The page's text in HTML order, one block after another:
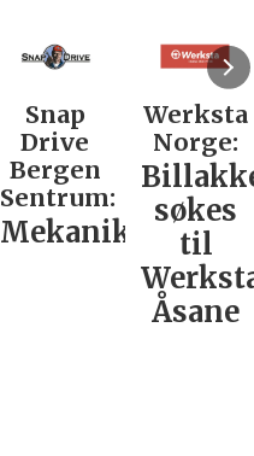
Snap
Drive
Bergen
Sentrum:
Mekaniker
Werksta
Norge:
søkes
til
Åsane